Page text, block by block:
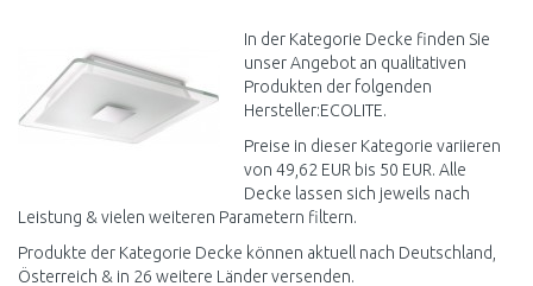
In der Kategorie Decke finden Sie
unser Angebot an qualitativen
Produkten der folgenden
Hersteller:ECOLITE.
Preise in dieser Kategorie variieren
von 49,62 EUR bis 50 EUR. Alle
Decke lassen sich jeweils nach
Leistung & vielen weiteren Parametern filtern.
Produkte der Kategorie Decke können aktuell nach Deutschland,
Österreich & in 26 weitere Länder versenden.